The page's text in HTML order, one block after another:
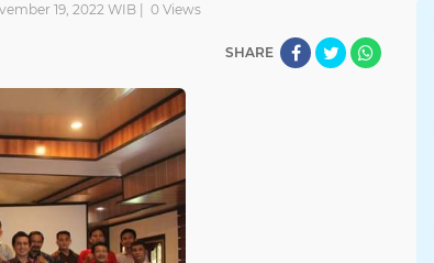
19, 2022 WIB | 0 Views
SHARE